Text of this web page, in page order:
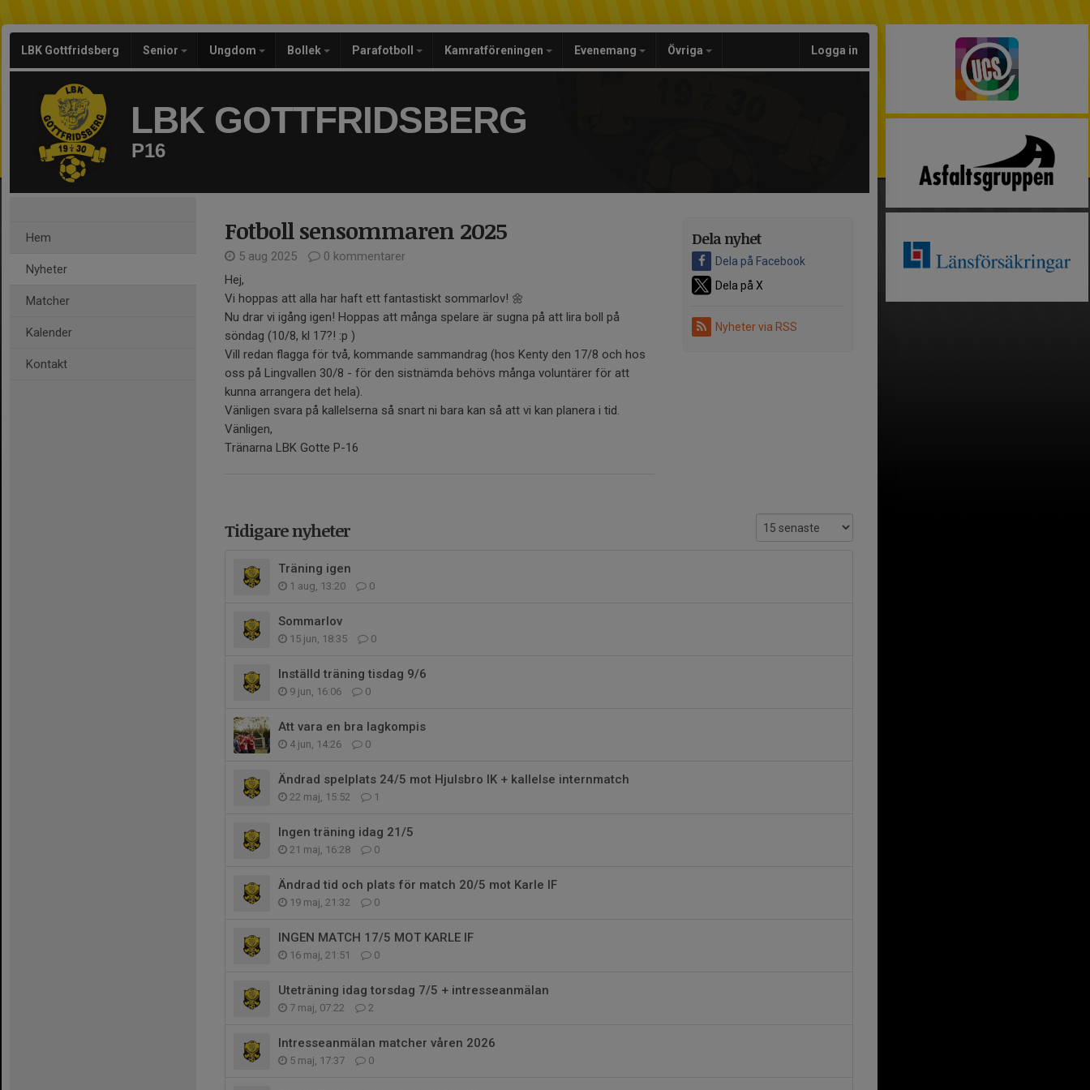
LBK Gottfridsberg Senior Ungdom Bollek Parafotboll Kamratföreningen Evenemang Övriga Logga in
LBK GOTTFRIDSBERG
P16
Hem
Nyheter
Matcher
Kalender
Kontakt
Dela nyhet
Dela på Facebook
Dela på X
Nyheter via RSS
Fotboll sensommaren 2025
5 aug 2025
0 kommentarer
Hej,
Vi hoppas att alla har haft ett fantastiskt sommarlov! 🌼
Nu drar vi igång igen! Hoppas att många spelare är sugna på att lira boll på
söndag (10/8, kl 17?! :p )
Vill redan flagga för två, kommande sammandrag (hos Kenty den 17/8 och hos
oss på Lingvallen 30/8 - för den sistnämda behövs många voluntärer för att
kunna arrangera det hela).
Vänligen svara på kallelserna så snart ni bara kan så att vi kan planera i tid.
Vänligen,
Tränarna LBK Gotte P-16
Tidigare nyheter
Träning igen
1 aug, 13:20 0
Sommarlov
15 jun, 18:35 0
Inställd träning tisdag 9/6
9 jun, 16:06 0
Att vara en bra lagkompis
4 jun, 14:26 0
Ändrad spelplats 24/5 mot Hjulsbro IK + kallelse internmatch
22 maj, 15:52 1
Ingen träning idag 21/5
21 maj, 16:28 0
Ändrad tid och plats för match 20/5 mot Karle IF
19 maj, 21:32 0
INGEN MATCH 17/5 MOT KARLE IF
16 maj, 21:51 0
Uteträning idag torsdag 7/5 + intresseanmälan
7 maj, 07:22 2
Intresseanmälan matcher våren 2026
5 maj, 17:37 0